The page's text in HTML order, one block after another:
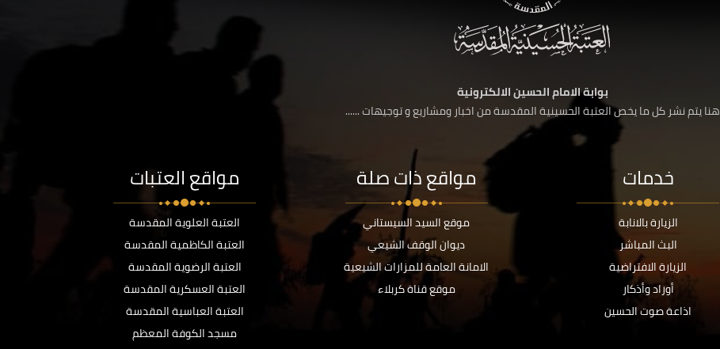
بوابة الامام الحسين الالكترونية
هنا يتم نشر كل ما يخص العتبة الحسينية المقدسة من اخبار ومشاريع و توجيهات ......
خدمات
الزيارة بالانابة
البث المباشر
الزيارة الافتراضية
أوراد وأذكار
اذاعة صوت الحسين
مواقع ذات صلة
موقع السيد السيستاني
ديوان الوقف الشيعي
الامانة العامة للمزارات الشيعية
موقع قناة كربلاء
مواقع العتبات
العتبة العلوية المقدسة
العتبة الكاظمية المقدسة
العتبة الرضوية المقدسة
العتبة العسكرية المقدسة
العتبة العباسية المقدسة
مسجد الكوفة المعظم